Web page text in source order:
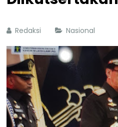
Redaksi Nasional